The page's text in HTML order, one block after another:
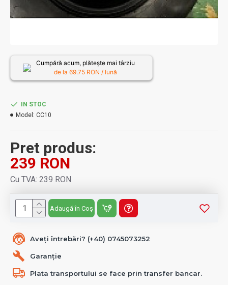
Aveți întrebări? (+40) 0745073252
Garanție
Plata transportului se face prin transfer bancar.
Pret produs:
239 RON
Cu TVA: 239 RON
IN STOC
Model: CC10
Adaugă în Coș
Cumpără acum, plătește mai târziu
de la 69.75 RON / lună